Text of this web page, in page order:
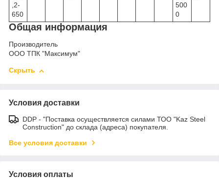
,2-
650
500
0
Общая информация
Производитель
ООО ТПК "Максимум"
Скрыть
Условия доставки
DDP - "Поставка осуществляется силами ТОО "Kaz Steel
Construction" до склада (адреса) покупателя.
Все условия доставки
Условия оплаты